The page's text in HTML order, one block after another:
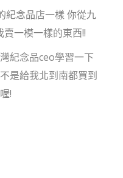
紀念品店一樣 你從九
一模一樣的東西!!
紀念品ceo學習一下
是給我北到南都買到
!